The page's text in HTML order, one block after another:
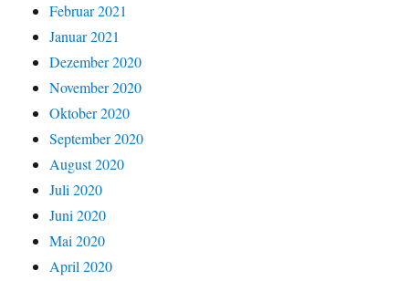
Februar 2021
Januar 2021
Dezember 2020
November 2020
Oktober 2020
September 2020
August 2020
Juli 2020
Juni 2020
Mai 2020
April 2020